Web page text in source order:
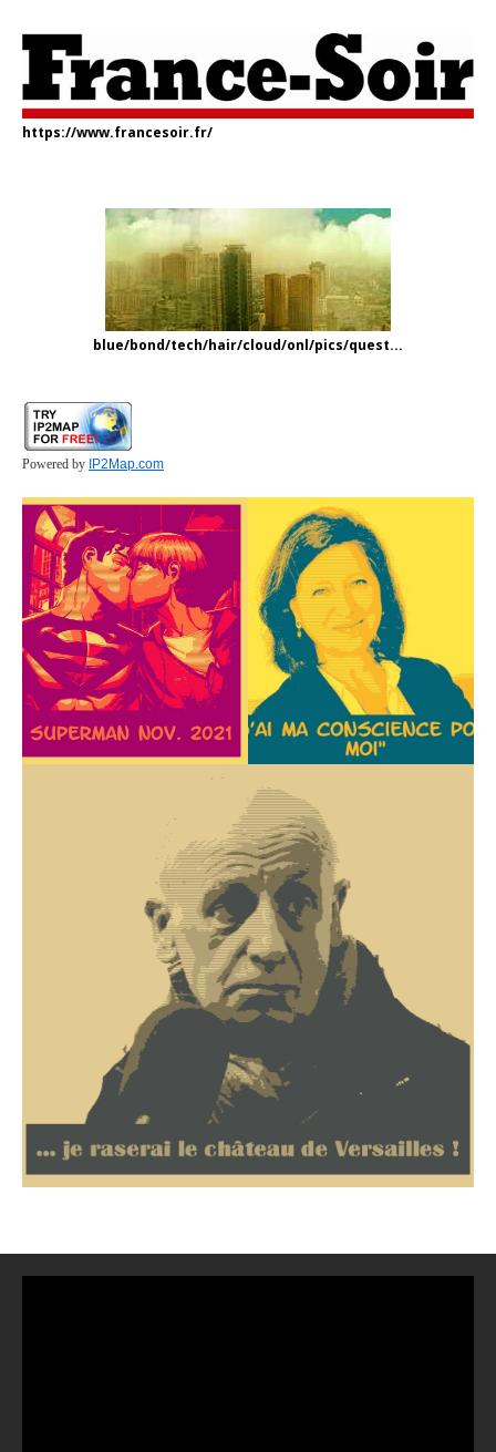
https://www.francesoir.fr/
blue/bond/tech/hair/cloud/onl/pics/quest...
Powered by IP2Map.com